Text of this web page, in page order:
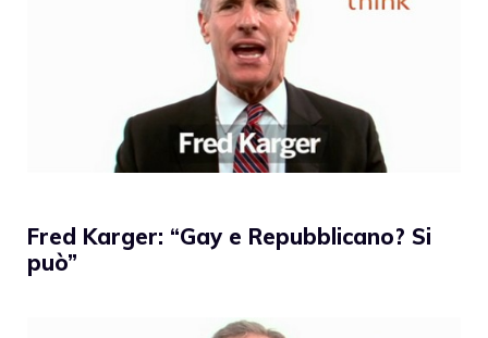
Fred Karger: “Gay e Repubblicano? Si
può”